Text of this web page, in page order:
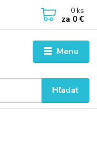
Menu
Hľadať
0 ks
za 0 €